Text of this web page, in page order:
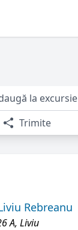
la excursie
Trimite
Rebreanu
A, Liviu